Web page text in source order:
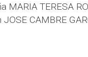
MARIA TERESA
JOSE CAMBRE